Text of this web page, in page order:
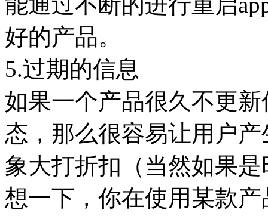
好的产品。
5.过期的信息
如果一个产品很久不更
态，那么很容易让用户
象大打折扣（当然如果
想一下，你在使用某款